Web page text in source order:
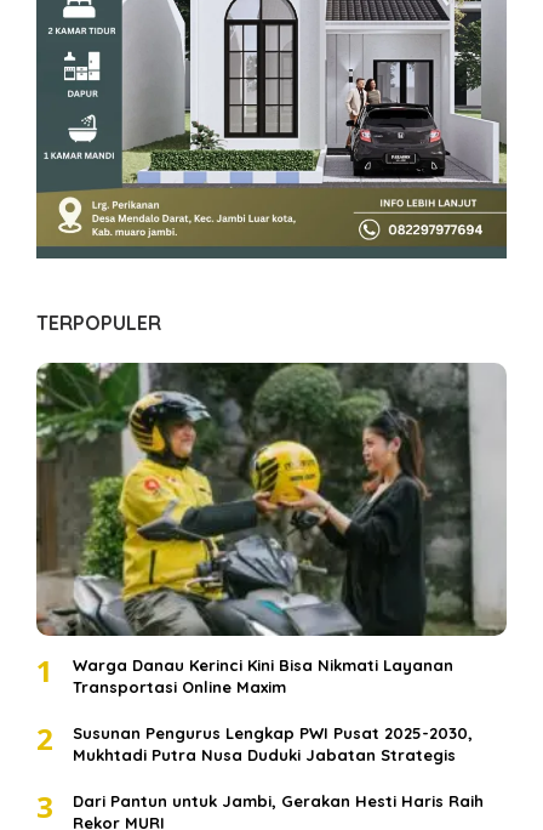
TERPOPULER
1
Warga Danau Kerinci Kini Bisa Nikmati Layanan
Transportasi Online Maxim
2
Susunan Pengurus Lengkap PWI Pusat 2025-2030,
Mukhtadi Putra Nusa Duduki Jabatan Strategis
3
Dari Pantun untuk Jambi, Gerakan Hesti Haris Raih
Rekor MURI